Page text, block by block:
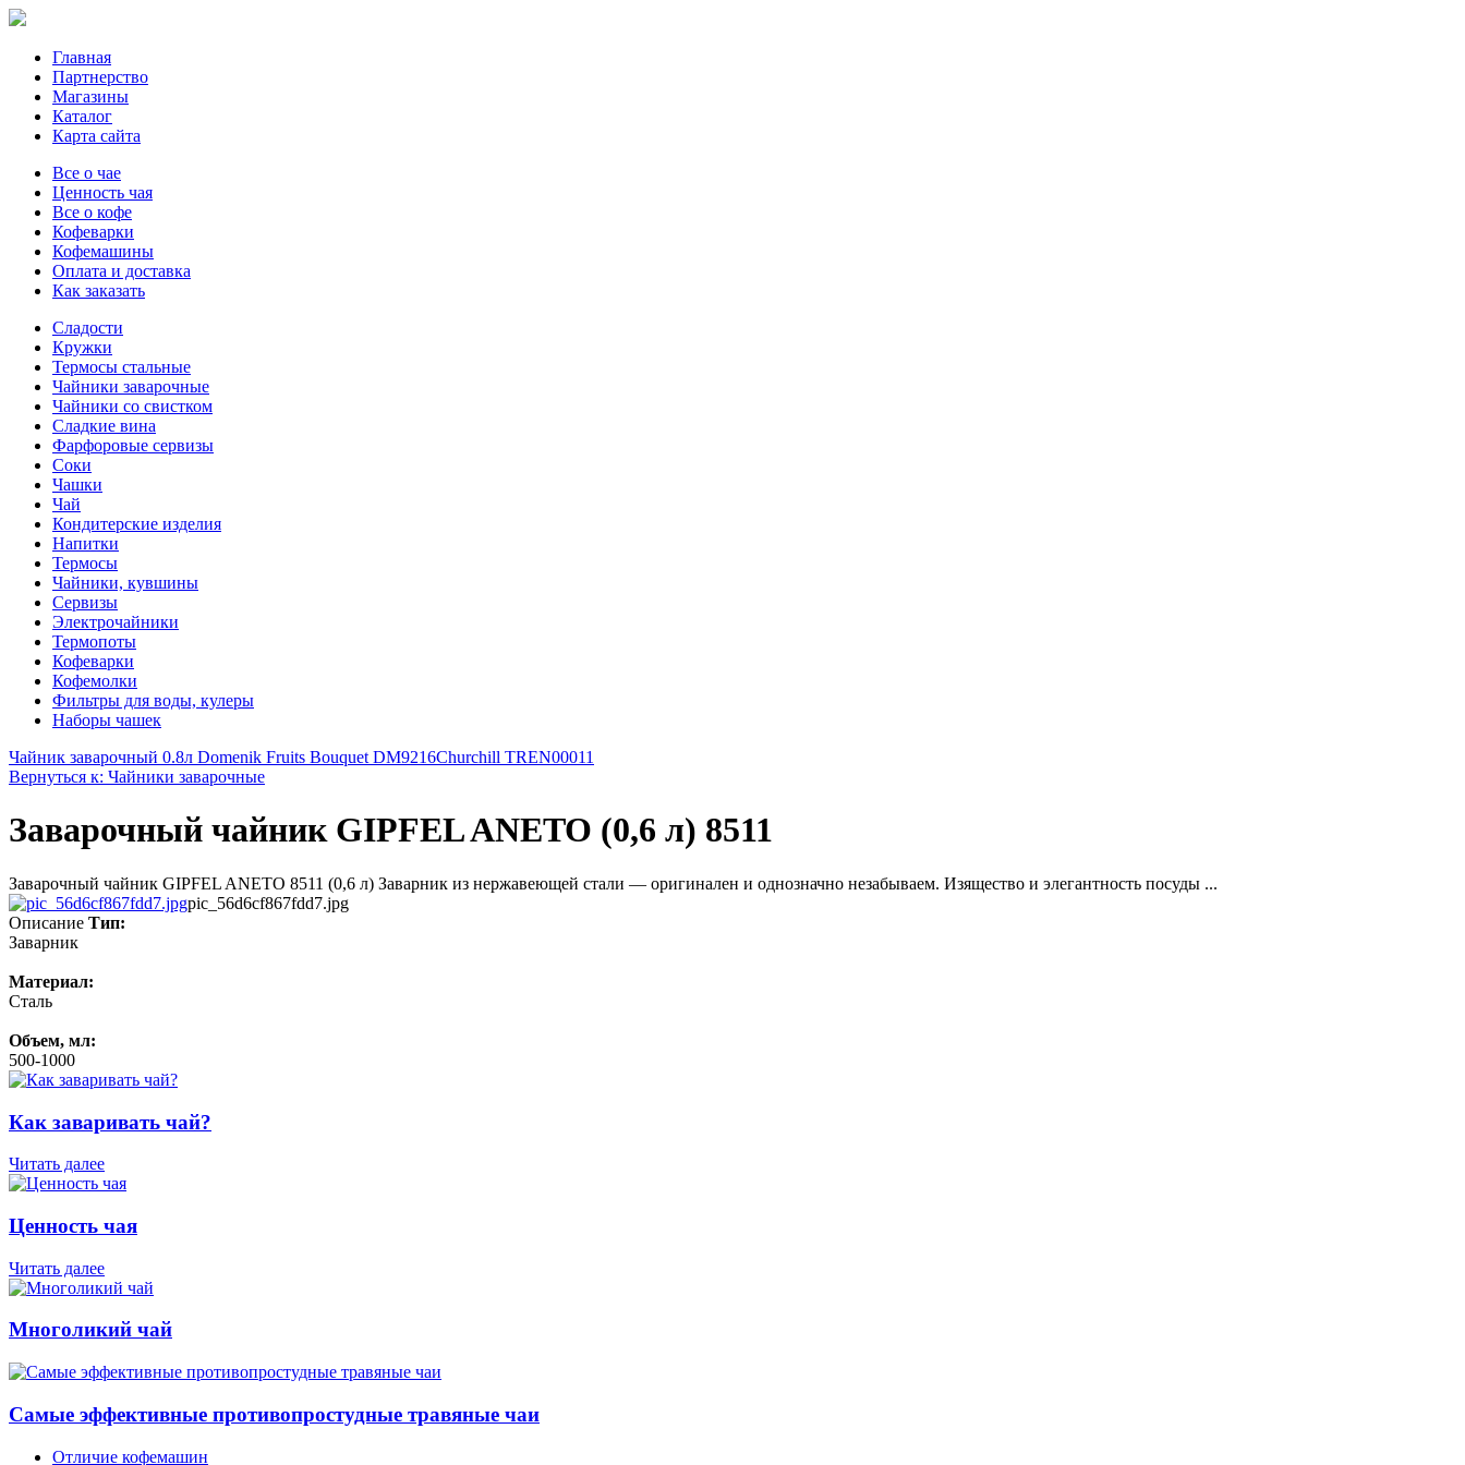
Главная
Партнерство
Магазины
Каталог
Карта сайта
Все о чае
Ценность чая
Все о кофе
Кофеварки
Кофемашины
Оплата и доставка
Как заказать
Сладости
Кружки
Термосы стальные
Чайники заварочные
Чайники со свистком
Сладкие вина
Фарфоровые сервизы
Соки
Чашки
Чай
Кондитерские изделия
Напитки
Термосы
Чайники, кувшины
Сервизы
Электрочайники
Термопоты
Кофеварки
Кофемолки
Фильтры для воды, кулеры
Наборы чашек
Чайник заварочный 0.8л Domenik Fruits Bouquet DM9216Churchill TREN00011
Вернуться к: Чайники заварочные
Заварочный чайник GIPFEL ANETO (0,6 л) 8511
Заварочный чайник GIPFEL ANETO 8511 (0,6 л) Заварник из нержавеющей стали — оригинален и однозначно незабываем. Изящество и элегантность посуды ...
pic_56d6cf867fdd7.jpg
Описание Тип:
Заварник
Материал:
Сталь
Объем, мл:
500-1000
Как заваривать чай?
Читать далее
Ценность чая
Читать далее
Многоликий чай
Самые эффективные противопростудные травяные чаи
Отличие кофемашин